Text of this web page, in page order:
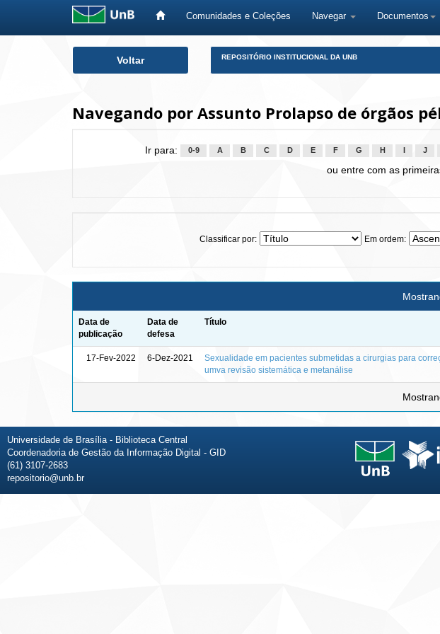
Comunidades e Coleções Navegar Documentos
Voltar REPOSITÓRIO INSTITUCIONAL DA UNB
Navegando por Assunto Prolapso de órgãos
Ir para: 0-9 A B C D E F G H J
ou entre com as
Classificar por: Em ordem:
Data de
publicação
Data de
defesa
Título
17-Fev-2022 6-Dez-2021
Sexualidade em pacientes submetidas a cirurgias para
umva revisão sistemática e metanálise
Universidade de Brasília - Biblioteca Central
Coordenadoria de Gestão da Informação Digital - GID
(61) 3107-2683
repositorio@unb.br